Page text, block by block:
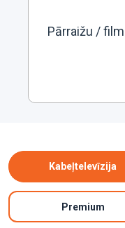
Pārraižu /
Kabeļtelevīzija
Premium